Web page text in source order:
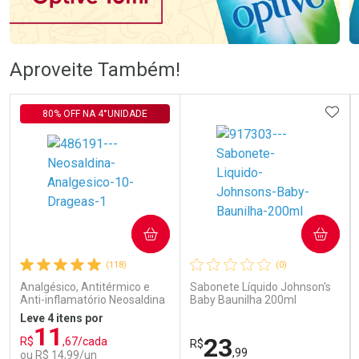
Comprar sem Desconto
Por R$ 140,99/cada
Comprar sem Desconto
Por R$ 140,99/cada
Comprar sem Desconto
Comprar sem Desconto
Aproveite Também!
(118)
Analgésico, Antitérmico e
Anti-inflamatório Neosaldina
30mg + 300mg + 30mg 10
Drágeas
80% OFF NA 4°UNIDADE
Leve 4 itens por
R$11 ,67/cada
ou R$ 14,99/un
COMPRAR
(0)
Sabonete Líquido Johnson's
Baby Baunilha 200ml
R$23,99
COMPRAR